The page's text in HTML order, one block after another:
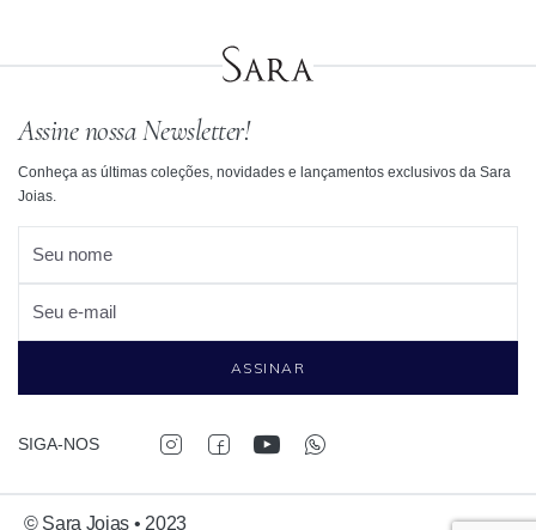
Assine nossa Newsletter!
Conheça as últimas coleções, novidades e lançamentos exclusivos da Sara
Joias.
Seu nome
Seu e-mail
ASSINAR
SIGA-NOS
© Sara Joias • 2023